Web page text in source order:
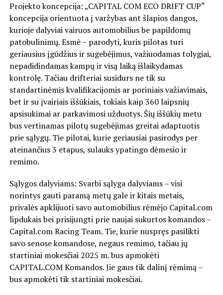
Projekto koncepcija: „CAPITAL COM ECO DRIFT CUP“
koncepcija orientuota į varžybas ant šlapios dangos,
kurioje dalyviai vairuos automobilius be papildomų
patobulinimų. Esmė – parodyti, kuris pilotas turi
geriausius įgūdžius ir sugebėjimus, važiuodamas tolygiai,
nepadidindamas kampų ir visą laiką išlaikydamas
kontrolę. Tačiau drifteriai susidurs ne tik su
standartinėmis kvalifikacijomis ar poriniais važiavimais,
bet ir su įvairiais iššūkiais, tokiais kaip 360 laipsnių
apsisukimai ar parkavimosi užduotys. Šių iššūkių metu
bus vertinamas pilotų sugebėjimas greitai adaptuotis
prie sąlygų. Tie pilotai, kurie geriausiai pasirodys per
ateinančius 3 etapus, sulauks ypatingo dėmesio ir
remimo.
Sąlygos dalyviams: Svarbi sąlyga dalyviams – visi
norintys gauti paramą metų gale ir kitais metais,
privalės apklijuoti savo automobilius rėmėjo Capital.com
lipdukais bei prisijungti prie naujai sukurtos komandos –
Capital.com Racing Team. Tie, kurie nuspręs pasilikti
savo senose komandose, negaus remimo, tačiau jų
startiniai mokesčiai 2025 m. bus apmokėti
CAPITAL.COM Komandos. Jie gaus tik dalinį rėmimą –
bus apmokėti tik startiniai mokesčiai.